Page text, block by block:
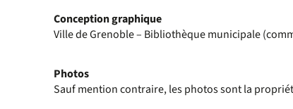
Conception graphique
Ville de Grenoble – Bibliothèque municipale
Photos
Sauf mention contraire, les photos sont la